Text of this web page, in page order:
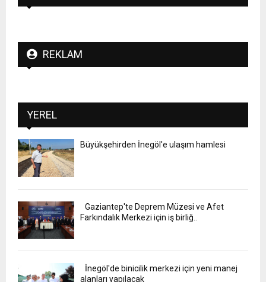
REKLAM
YEREL
Büyükşehirden İnegöl'e ulaşım hamlesi
Gaziantep'te Deprem Müzesi ve Afet
Farkındalık Merkezi için iş birliğ..
İnegöl'de binicilik merkezi için yeni manej
alanları yapılacak